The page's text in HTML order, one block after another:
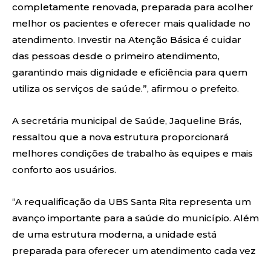
completamente renovada, preparada para acolher
melhor os pacientes e oferecer mais qualidade no
atendimento. Investir na Atenção Básica é cuidar
das pessoas desde o primeiro atendimento,
garantindo mais dignidade e eficiência para quem
utiliza os serviços de saúde.”, afirmou o prefeito.
A secretária municipal de Saúde, Jaqueline Brás,
ressaltou que a nova estrutura proporcionará
melhores condições de trabalho às equipes e mais
conforto aos usuários.
“A requalificação da UBS Santa Rita representa um
avanço importante para a saúde do município. Além
de uma estrutura moderna, a unidade está
preparada para oferecer um atendimento cada vez